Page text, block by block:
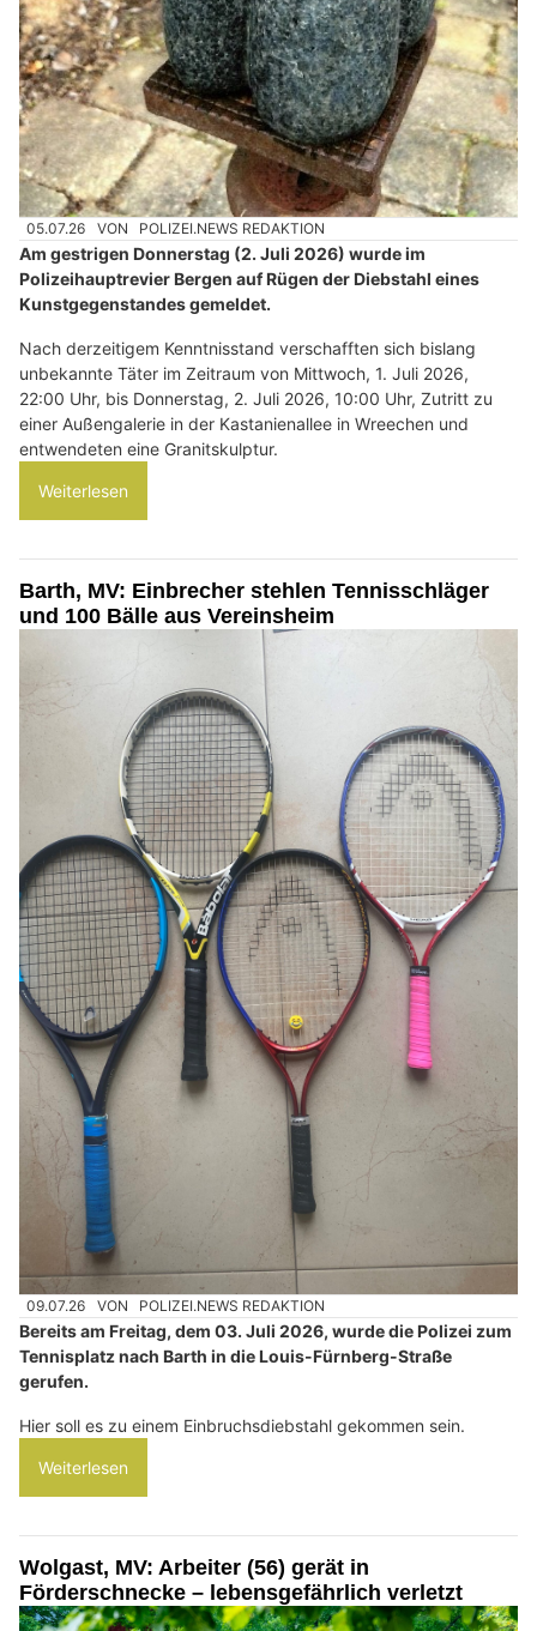
05.07.26 VON POLIZEI.NEWS REDAKTION
Am gestrigen Donnerstag (2. Juli 2026) wurde im
Polizeihauptrevier Bergen auf Rügen der Diebstahl eines
Kunstgegenstandes gemeldet.
Nach derzeitigem Kenntnisstand verschafften sich bislang
unbekannte Täter im Zeitraum von Mittwoch, 1. Juli 2026,
22:00 Uhr, bis Donnerstag, 2. Juli 2026, 10:00 Uhr, Zutritt zu
einer Außengalerie in der Kastanienallee in Wreechen und
entwendeten eine Granitskulptur.
Weiterlesen
Barth, MV: Einbrecher stehlen Tennisschläger
und 100 Bälle aus Vereinsheim
09.07.26 VON POLIZEI.NEWS REDAKTION
Bereits am Freitag, dem 03. Juli 2026, wurde die Polizei zum
Tennisplatz nach Barth in die Louis-Fürnberg-Straße
gerufen.
Hier soll es zu einem Einbruchsdiebstahl gekommen sein.
Weiterlesen
Wolgast, MV: Arbeiter (56) gerät in
Förderschnecke – lebensgefährlich verletzt